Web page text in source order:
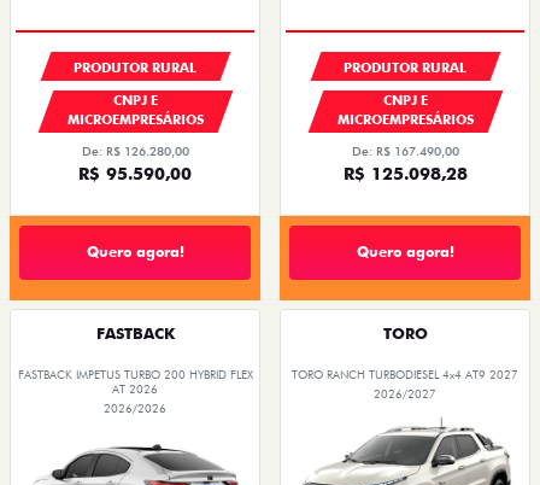
PRODUTOR RURAL
CNPJ E
MICROEMPRESÁRIOS
De: R$ 126.280,00
R$ 95.590,00
Quero agora!
PRODUTOR RURAL
CNPJ E
MICROEMPRESÁRIOS
De: R$ 167.490,00
R$ 125.098,28
Quero agora!
FASTBACK
FASTBACK IMPETUS TURBO 200 HYBRID FLEX
AT 2026
2026/2026
TORO
TORO RANCH TURBODIESEL 4x4 AT9 2027
2026/2027